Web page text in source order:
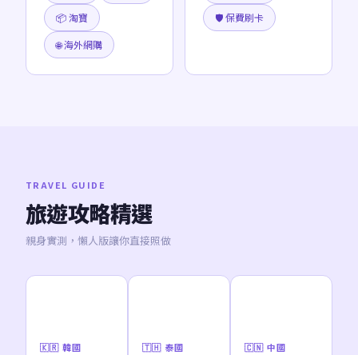
📦 淘寶
🌐 海外網購
🛡️ 保費刷卡
TRAVEL GUIDE
旅遊攻略精選
親身實測，懶人版讓你直接照做
🇰🇷 韓國 🇹🇭 泰國 🇨🇳 中國